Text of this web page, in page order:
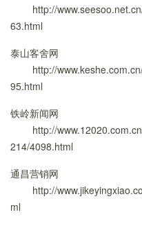
http://
63.html
泰山客舍网
http://
95.html
铁岭新闻网
http://
214/4098.html
通昌营销网
http://
ml